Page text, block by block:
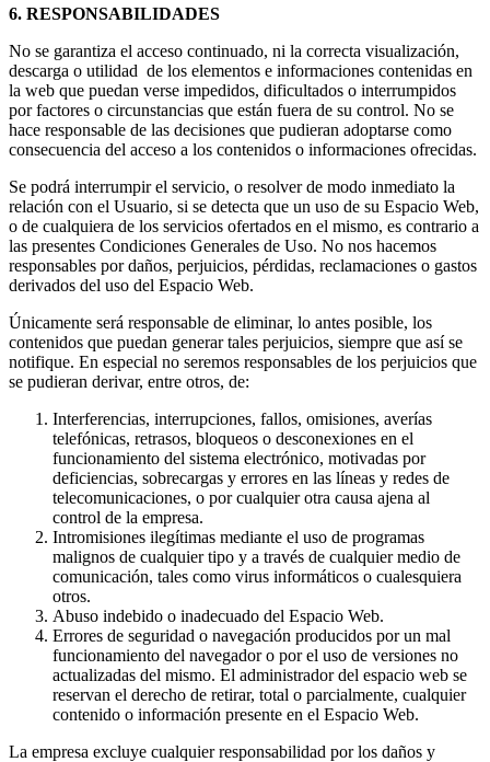
6. RESPONSABILIDADES
No se garantiza el acceso continuado, ni la correcta visualización,
descarga o utilidad de los elementos e informaciones contenidas en
la web que puedan verse impedidos, dificultados o interrumpidos
por factores o circunstancias que están fuera de su control. No se
hace responsable de las decisiones que pudieran adoptarse como
consecuencia del acceso a los contenidos o informaciones ofrecidas.
Se podrá interrumpir el servicio, o resolver de modo inmediato la
relación con el Usuario, si se detecta que un uso de su Espacio Web,
o de cualquiera de los servicios ofertados en el mismo, es contrario a
las presentes Condiciones Generales de Uso. No nos hacemos
responsables por daños, perjuicios, pérdidas, reclamaciones o gastos
derivados del uso del Espacio Web.
Únicamente será responsable de eliminar, lo antes posible, los
contenidos que puedan generar tales perjuicios, siempre que así se
notifique. En especial no seremos responsables de los perjuicios que
se pudieran derivar, entre otros, de:
Interferencias, interrupciones, fallos, omisiones, averías
telefónicas, retrasos, bloqueos o desconexiones en el
funcionamiento del sistema electrónico, motivadas por
deficiencias, sobrecargas y errores en las líneas y redes de
telecomunicaciones, o por cualquier otra causa ajena al
control de la empresa.
Intromisiones ilegítimas mediante el uso de programas
malignos de cualquier tipo y a través de cualquier medio de
comunicación, tales como virus informáticos o cualesquiera
otros.
Abuso indebido o inadecuado del Espacio Web.
Errores de seguridad o navegación producidos por un mal
funcionamiento del navegador o por el uso de versiones no
actualizadas del mismo. El administrador del espacio web se
reservan el derecho de retirar, total o parcialmente, cualquier
contenido o información presente en el Espacio Web.
La empresa excluye cualquier responsabilidad por los daños y